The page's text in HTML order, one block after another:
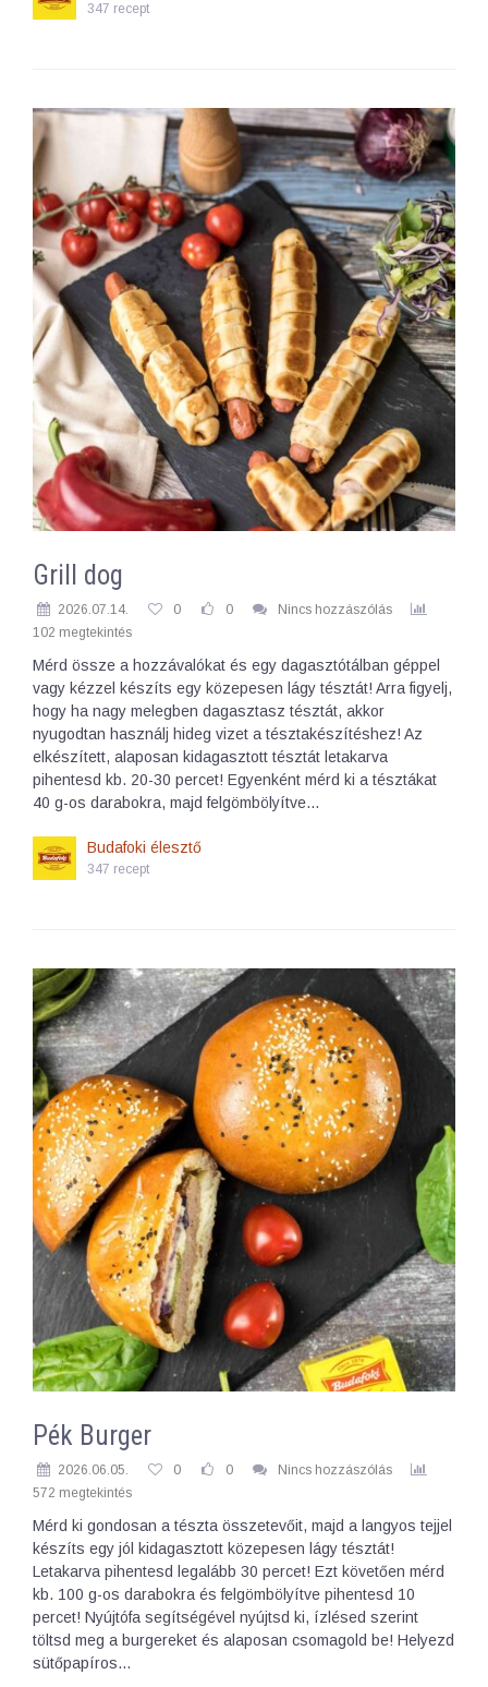
347 recept
Grill dog
2026.07.14. 0 0
Nincs hozzászólás
102 megtekintés
Mérd össze a hozzávalókat és egy dagasztótálban géppel
vagy kézzel készíts egy közepesen lágy tésztát! Arra figyelj,
hogy ha nagy melegben dagasztasz tésztát, akkor
nyugodtan használj hideg vizet a tésztakészítéshez! Az
elkészített, alaposan kidagasztott tésztát letakarva
pihentesd kb. 20-30 percet! Egyenként mérd ki a tésztákat
40 g-os darabokra, majd felgömbölyítve…
Budafoki élesztő
347 recept
Pék Burger
2026.06.05. 0 0
Nincs hozzászólás
572 megtekintés
Mérd ki gondosan a tészta összetevőit, majd a langyos tejjel
készíts egy jól kidagasztott közepesen lágy tésztát!
Letakarva pihentesd legalább 30 percet! Ezt követően mérd
kb. 100 g-os darabokra és felgömbölyítve pihentesd 10
percet! Nyújtófa segítségével nyújtsd ki, ízlésed szerint
töltsd meg a burgereket és alaposan csomagold be! Helyezd
sütőpapíros…